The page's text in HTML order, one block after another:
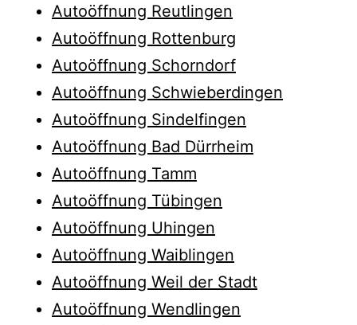
Autoöffnung Reutlingen
Autoöffnung Rottenburg
Autoöffnung Schorndorf
Autoöffnung Schwieberdingen
Autoöffnung Sindelfingen
Autoöffnung Bad Dürrheim
Autoöffnung Tamm
Autoöffnung Tübingen
Autoöffnung Uhingen
Autoöffnung Waiblingen
Autoöffnung Weil der Stadt
Autoöffnung Wendlingen